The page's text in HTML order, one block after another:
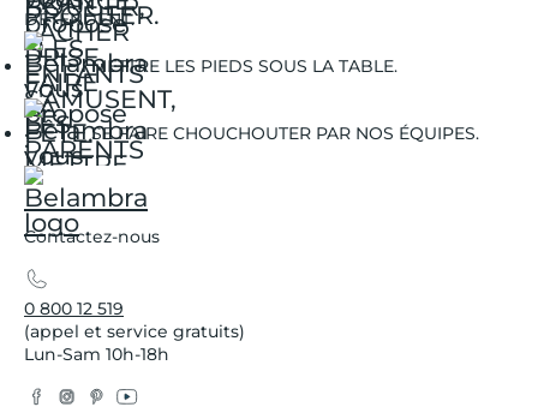
DÉTENDENT.
METTRE LES PIEDS SOUS LA TABLE.
SE FAIRE CHOUCHOUTER PAR NOS ÉQUIPES.
Contactez-nous
0 800 12 519
(appel et service gratuits)
Lun-Sam 10h-18h
Facebook
Instagram
Pinterest
YouTube